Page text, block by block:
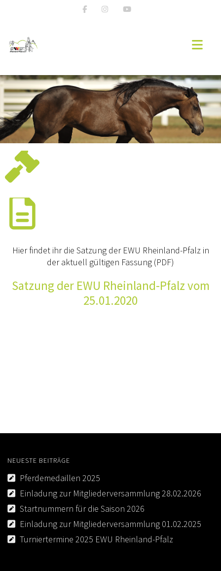
START
NEWS
WESTERNREITEN
EWU RLP
VORSTAND & TEAM RHEINLAND-PFALZ
MITGLIED WERDEN
ONLINE SHOP
SATZUNG
TURNIERSPORT
LOGIN MSS
IMPRESSUM
DATENSCHUTZ
Hier findet ihr die Satzung der EWU Rheinland-Pfalz in
der aktuell gültigen Fassung (PDF)
Satzung der EWU Rheinland-Pfalz vom
25.01.2020
NEUESTE BEITRÄGE
Pferdemedaillen 2025
Einladung zur Mitgliederversammlung 28.02.2026
Startnummern für die Saison 2026
Einladung zur Mitgliederversammlung 01.02.2025
Turniertermine 2025 EWU Rheinland-Pfalz